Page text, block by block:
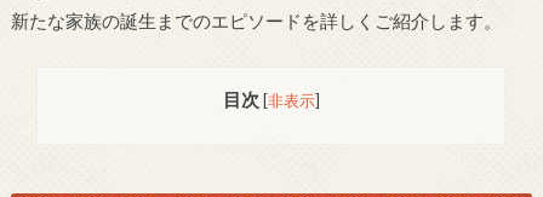
新たな家族の誕生までのエピソードを詳しくご紹介します。
目次 [非表示]